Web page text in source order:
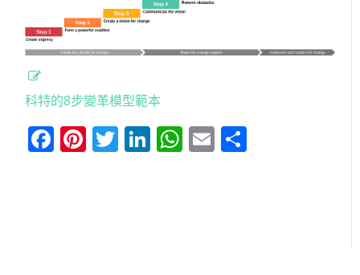
科特的8步變革模型範本
Facebook
Pinterest
Twitter
LinkedIn
WhatsApp
Email